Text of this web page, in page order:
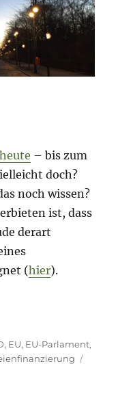
– bis zum
doch?
noch wissen?
ist, dass
derart
(hier).
– FDP // EU-
, EU, EU-Parlament,